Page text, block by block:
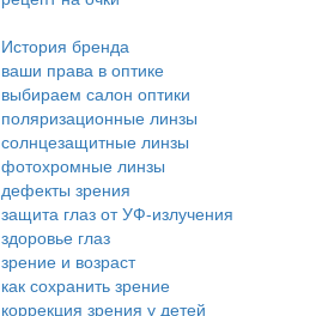
История бренда
ваши права в оптике
выбираем салон оптики
поляризационные линзы
солнцезащитные линзы
фотохромные линзы
дефекты зрения
защита глаз от УФ-излучения
здоровье глаз
зрение и возраст
как сохранить зрение
коррекция зрения у детей